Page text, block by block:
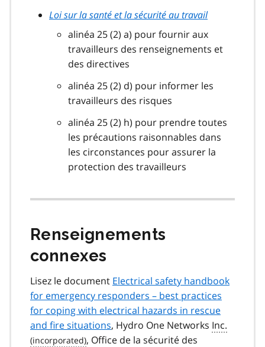
Loi sur la santé et la sécurité au travail
alinéa 25 (2) a) pour fournir aux
travailleurs des renseignements et
des directives
alinéa 25 (2) d) pour informer les
travailleurs des risques
alinéa 25 (2) h) pour prendre toutes
les précautions raisonnables dans
les circonstances pour assurer la
protection des travailleurs
Renseignements
connexes
Lisez le document Electrical safety handbook
for emergency responders – best practices
for coping with electrical hazards in rescue
and fire situations, Hydro One Networks Inc.
, Office de la sécurité des